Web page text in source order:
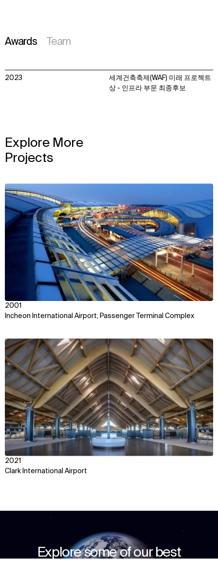
Awards Team
2023
세계건축축제(WAF) 미래 프로젝트
상 - 인프라 부문 최종후보
Explore More
Projects
Incheon International Airport, Passenger Terminal Complex
2001
View
Clark International Airport
2021
View
Explore some of our best